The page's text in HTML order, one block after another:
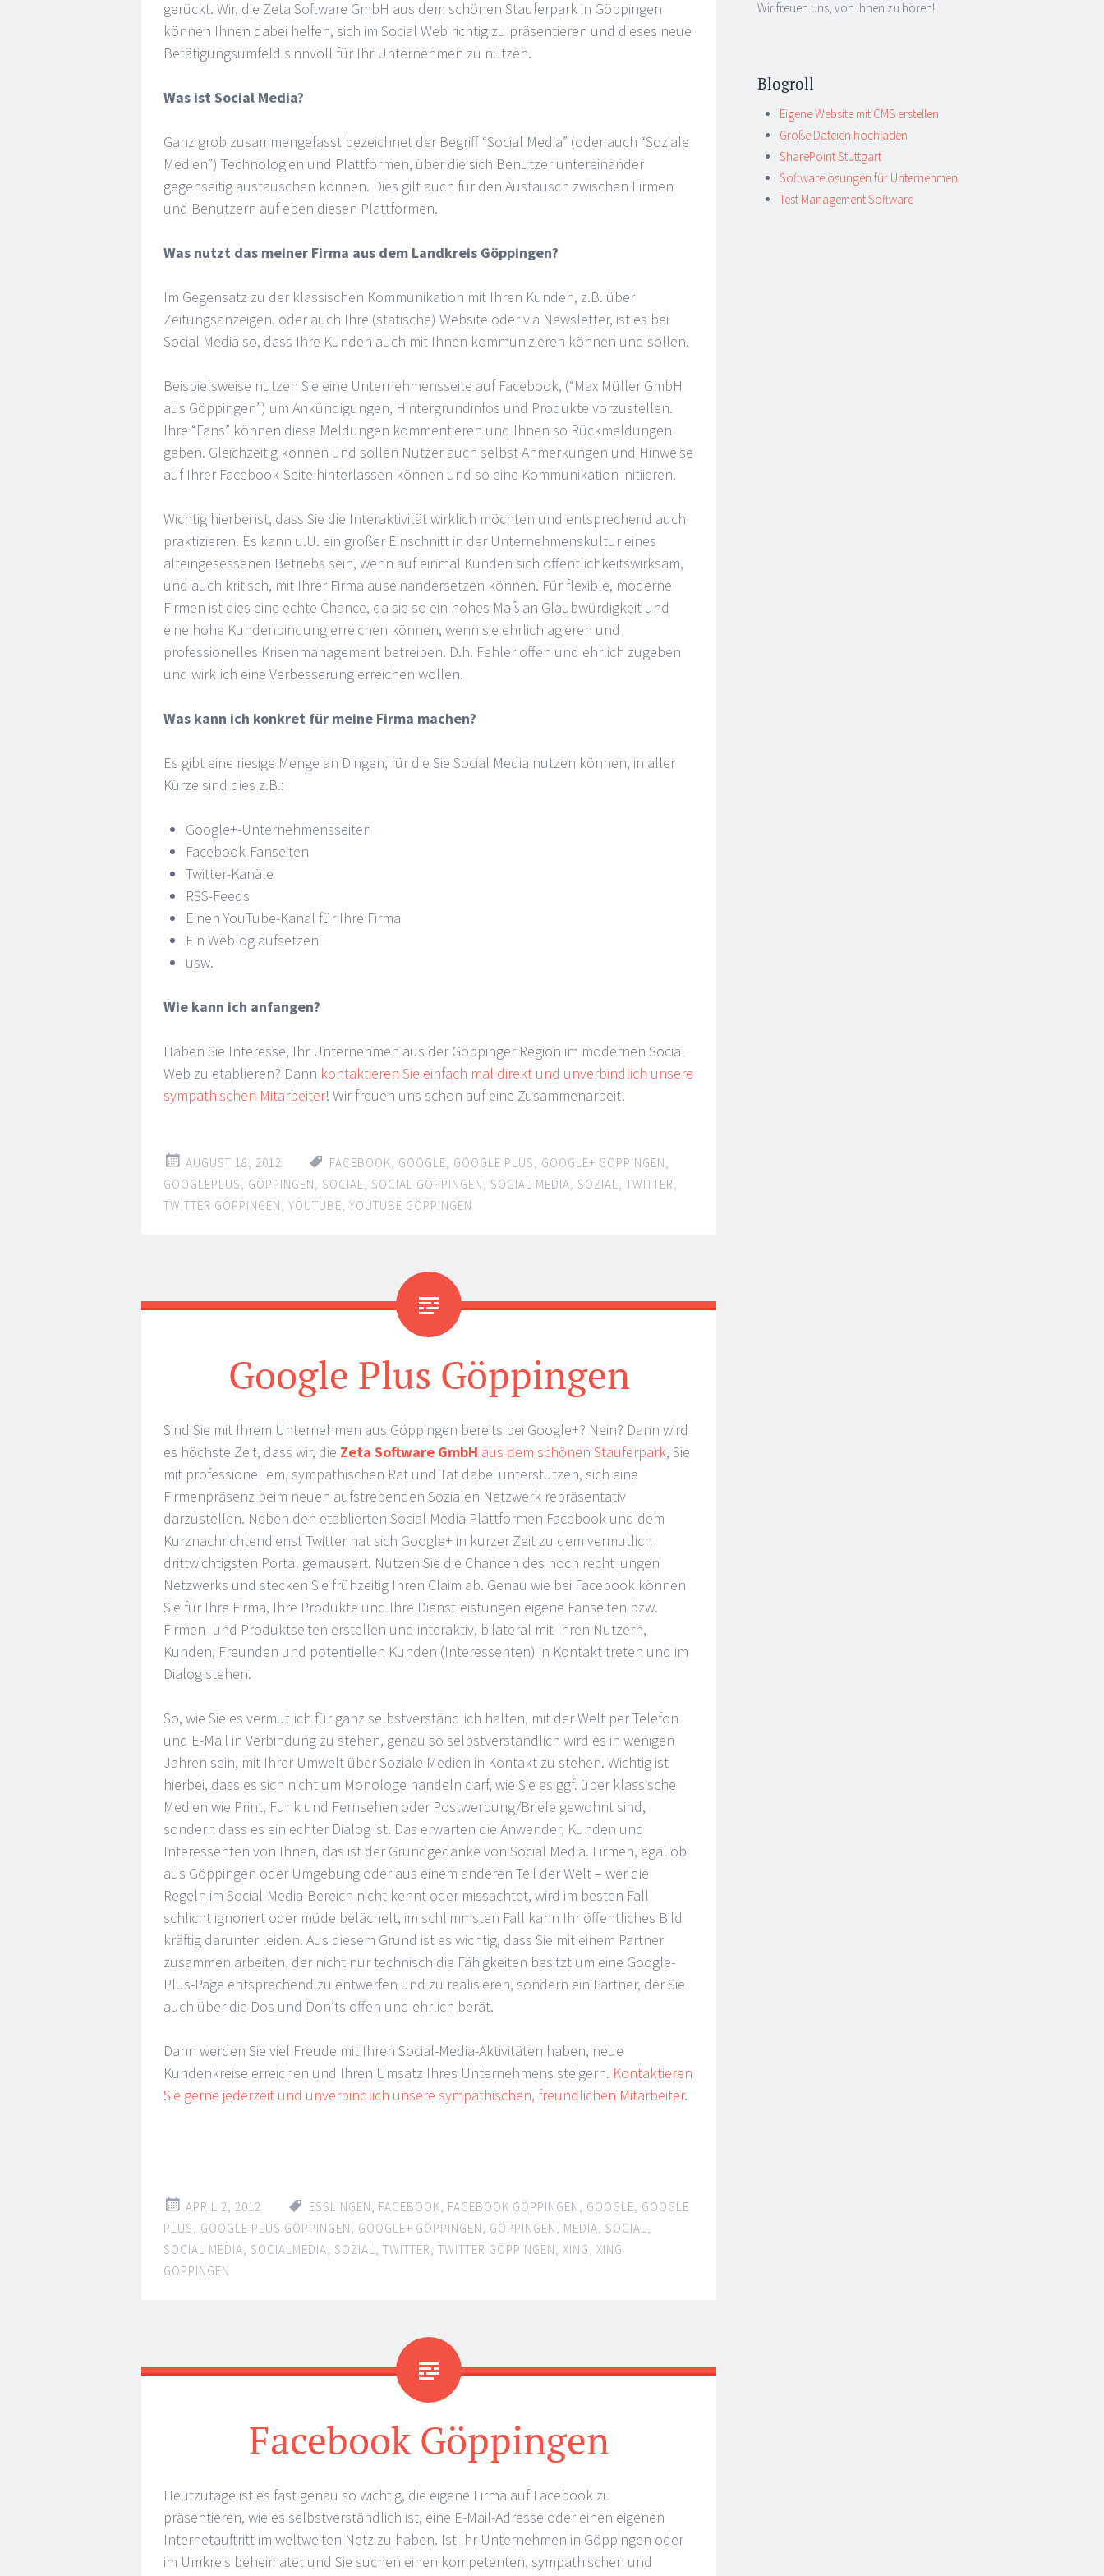
gerückt. Wir, die Zeta Software GmbH aus dem schönen Stauferpark in Göppingen
können Ihnen dabei helfen, sich im Social Web richtig zu präsentieren und dieses neue
Betätigungsumfeld sinnvoll für Ihr Unternehmen zu nutzen.
Was ist Social Media?
Ganz grob zusammengefasst bezeichnet der Begriff “Social Media” (oder auch “Soziale
Medien”) Technologien und Plattformen, über die sich Benutzer untereinander
gegenseitig austauschen können. Dies gilt auch für den Austausch zwischen Firmen
und Benutzern auf eben diesen Plattformen.
Was nutzt das meiner Firma aus dem Landkreis Göppingen?
Im Gegensatz zu der klassischen Kommunikation mit Ihren Kunden, z.B. über
Zeitungsanzeigen, oder auch Ihre (statische) Website oder via Newsletter, ist es bei
Social Media so, dass Ihre Kunden auch mit Ihnen kommunizieren können und sollen.
Beispielsweise nutzen Sie eine Unternehmensseite auf Facebook, (“Max Müller GmbH
aus Göppingen”) um Ankündigungen, Hintergrundinfos und Produkte vorzustellen.
Ihre “Fans” können diese Meldungen kommentieren und Ihnen so Rückmeldungen
geben. Gleichzeitig können und sollen Nutzer auch selbst Anmerkungen und Hinweise
auf Ihrer Facebook-Seite hinterlassen können und so eine Kommunikation initiieren.
Wichtig hierbei ist, dass Sie die Interaktivität wirklich möchten und entsprechend auch
praktizieren. Es kann u.U. ein großer Einschnitt in der Unternehmenskultur eines
alteingesessenen Betriebs sein, wenn auf einmal Kunden sich öffentlichkeitswirksam,
und auch kritisch, mit Ihrer Firma auseinandersetzen können. Für flexible, moderne
Firmen ist dies eine echte Chance, da sie so ein hohes Maß an Glaubwürdigkeit und
eine hohe Kundenbindung erreichen können, wenn sie ehrlich agieren und
professionelles Krisenmanagement betreiben. D.h. Fehler offen und ehrlich zugeben
und wirklich eine Verbesserung erreichen wollen.
Was kann ich konkret für meine Firma machen?
Es gibt eine riesige Menge an Dingen, für die Sie Social Media nutzen können, in aller
Kürze sind dies z.B.:
Google+-Unternehmensseiten
Facebook-Fanseiten
Twitter-Kanäle
RSS-Feeds
Einen YouTube-Kanal für Ihre Firma
Ein Weblog aufsetzen
usw.
Wie kann ich anfangen?
Haben Sie Interesse, Ihr Unternehmen aus der Göppinger Region im modernen Social
Web zu etablieren? Dann kontaktieren Sie einfach mal direkt und unverbindlich unsere
sympathischen Mitarbeiter! Wir freuen uns schon auf eine Zusammenarbeit!
AUGUST 18, 2012 FACEBOOK, GOOGLE, GOOGLE PLUS, GOOGLE+ GÖPPINGEN,
GOOGLEPLUS, GÖPPINGEN, SOCIAL, SOCIAL GÖPPINGEN, SOCIAL MEDIA, SOZIAL, TWITTER,
TWITTER GÖPPINGEN, YOUTUBE, YOUTUBE GÖPPINGEN
Google Plus Göppingen
Sind Sie mit Ihrem Unternehmen aus Göppingen bereits bei Google+? Nein? Dann wird
es höchste Zeit, dass wir, die Zeta Software GmbH aus dem schönen Stauferpark, Sie
mit professionellem, sympathischen Rat und Tat dabei unterstützen, sich eine
Firmenpräsenz beim neuen aufstrebenden Sozialen Netzwerk repräsentativ
darzustellen. Neben den etablierten Social Media Plattformen Facebook und dem
Kurznachrichtendienst Twitter hat sich Google+ in kurzer Zeit zu dem vermutlich
drittwichtigsten Portal gemausert. Nutzen Sie die Chancen des noch recht jungen
Netzwerks und stecken Sie frühzeitig Ihren Claim ab. Genau wie bei Facebook können
Sie für Ihre Firma, Ihre Produkte und Ihre Dienstleistungen eigene Fanseiten bzw.
Firmen- und Produktseiten erstellen und interaktiv, bilateral mit Ihren Nutzern,
Kunden, Freunden und potentiellen Kunden (Interessenten) in Kontakt treten und im
Dialog stehen.
So, wie Sie es vermutlich für ganz selbstverständlich halten, mit der Welt per Telefon
und E-Mail in Verbindung zu stehen, genau so selbstverständlich wird es in wenigen
Jahren sein, mit Ihrer Umwelt über Soziale Medien in Kontakt zu stehen. Wichtig ist
hierbei, dass es sich nicht um Monologe handeln darf, wie Sie es ggf. über klassische
Medien wie Print, Funk und Fernsehen oder Postwerbung/Briefe gewohnt sind,
sondern dass es ein echter Dialog ist. Das erwarten die Anwender, Kunden und
Interessenten von Ihnen, das ist der Grundgedanke von Social Media. Firmen, egal ob
aus Göppingen oder Umgebung oder aus einem anderen Teil der Welt – wer die
Regeln im Social-Media-Bereich nicht kennt oder missachtet, wird im besten Fall
schlicht ignoriert oder müde belächelt, im schlimmsten Fall kann Ihr öffentliches Bild
kräftig darunter leiden. Aus diesem Grund ist es wichtig, dass Sie mit einem Partner
zusammen arbeiten, der nicht nur technisch die Fähigkeiten besitzt um eine Google-
Plus-Page entsprechend zu entwerfen und zu realisieren, sondern ein Partner, der Sie
auch über die Dos und Don’ts offen und ehrlich berät.
Dann werden Sie viel Freude mit Ihren Social-Media-Aktivitäten haben, neue
Kundenkreise erreichen und Ihren Umsatz Ihres Unternehmens steigern. Kontaktieren
Sie gerne jederzeit und unverbindlich unsere sympathischen, freundlichen Mitarbeiter.
APRIL 2, 2012 ESSLINGEN, FACEBOOK, FACEBOOK GÖPPINGEN, GOOGLE, GOOGLE
PLUS, GOOGLE PLUS GÖPPINGEN, GOOGLE+ GÖPPINGEN, GÖPPINGEN, MEDIA, SOCIAL,
SOCIAL MEDIA, SOCIALMEDIA, SOZIAL, TWITTER, TWITTER GÖPPINGEN, XING, XING
GÖPPINGEN
Facebook Göppingen
Heutzutage ist es fast genau so wichtig, die eigene Firma auf Facebook zu
präsentieren, wie es selbstverständlich ist, eine E-Mail-Adresse oder einen eigenen
Internetauftritt im weltweiten Netz zu haben. Ist Ihr Unternehmen in Göppingen oder
im Umkreis beheimatet und Sie suchen einen kompetenten, sympathischen und
Wir freuen uns, von Ihnen zu hören!
Blogroll
Eigene Website mit CMS erstellen
Große Dateien hochladen
SharePoint Stuttgart
Softwarelösungen für Unternehmen
Test Management Software